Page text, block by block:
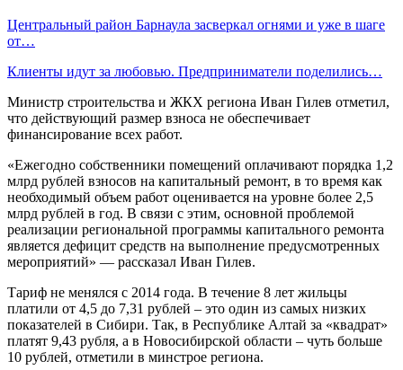
Центральный район Барнаула засверкал огнями и уже в шаге
от…
Клиенты идут за любовью. Предприниматели поделились…
Министр строительства и ЖКХ региона Иван Гилев отметил,
что действующий размер взноса не обеспечивает
финансирование всех работ.
«Ежегодно собственники помещений оплачивают порядка 1,2
млрд рублей взносов на капитальный ремонт, в то время как
необходимый объем работ оценивается на уровне более 2,5
млрд рублей в год. В связи с этим, основной проблемой
реализации региональной программы капитального ремонта
является дефицит средств на выполнение предусмотренных
мероприятий» — рассказал Иван Гилев.
Тариф не менялся с 2014 года. В течение 8 лет жильцы
платили от 4,5 до 7,31 рублей – это один из самых низких
показателей в Сибири. Так, в Республике Алтай за «квадрат»
платят 9,43 рубля, а в Новосибирской области – чуть больше
10 рублей, отметили в минстрое региона.